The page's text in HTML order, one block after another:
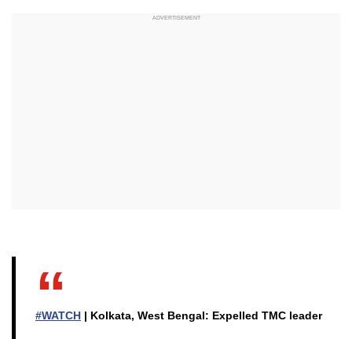
#WATCH | Kolkata, West Bengal: Expelled TMC leader